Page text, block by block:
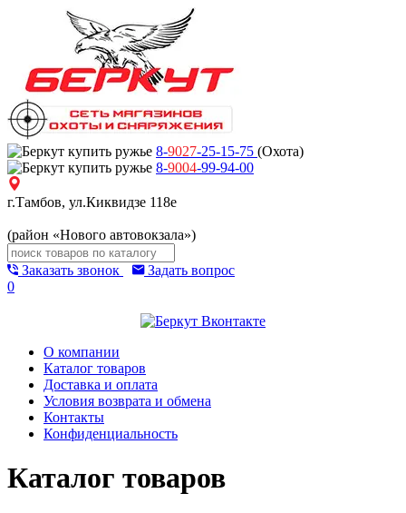
8-9027-25-15-75 (Охота)
8-9004-99-94-00
г.Тамбов, ул.Киквидзе 118е
(район «Нового автовокзала»)
Заказать звонок
Задать вопрос
0
О компании
Каталог товаров
Доставка и оплата
Условия возврата и обмена
Контакты
Конфиденциальность
Каталог товаров